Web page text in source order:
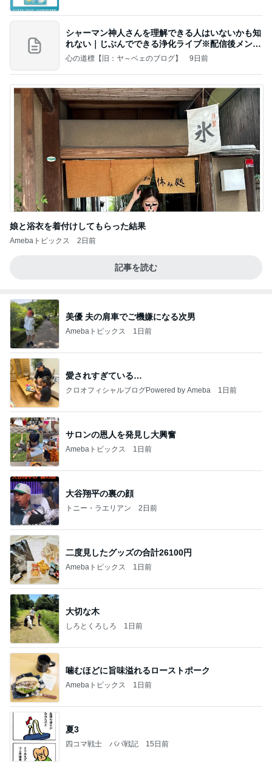
シャーマン神人さんを理解できる人はいないかも知
れない｜じぶんでできる浄化ライブ※配信後メンバ
ー限
心の道標【旧：ヤ～ベェのブログ】 9日前
娘と浴衣を着付けしてもらった結果
Amebaトピックス 2日前
記事を読む
美優 夫の肩車でご機嫌になる次男
Amebaトピックス 1日前
愛されすぎている…
クロオフィシャルブログPowered by Ameba 1日前
サロンの恩人を発見し大興奮
Amebaトピックス 1日前
大谷翔平の裏の顔
トニー・ラエリアン 2日前
二度見したグッズの合計26100円
Amebaトピックス 1日前
大切な木
しろとくろしろ 1日前
噛むほどに旨味溢れるローストポーク
Amebaトピックス 1日前
夏3
四コマ戦士 パパ戦記 15日前